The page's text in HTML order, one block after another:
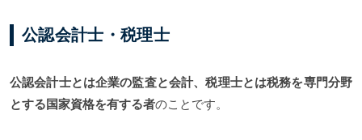
公認会計士・税理士
公認会計士とは企業の監査と会計、税理士とは税務を専門分野
とする国家資格を有する者のことです。